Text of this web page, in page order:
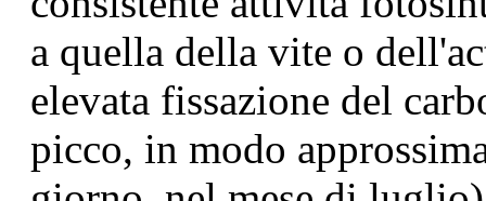
a quella della vite o
elevata fissazione del
picco, in modo